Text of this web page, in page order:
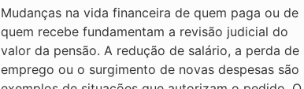
Mudanças na vida financeira de quem paga ou de
quem recebe fundamentam a revisão judicial do
valor da pensão. A redução de salário, a perda de
emprego ou o surgimento de novas despesas são